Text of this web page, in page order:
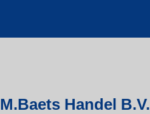
M.Baets Handel B.V.